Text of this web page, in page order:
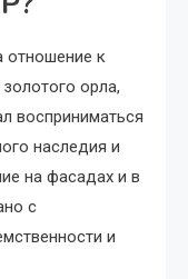
отношение к
орла,
восприниматься
наследия и
на фасадах и в
с
и